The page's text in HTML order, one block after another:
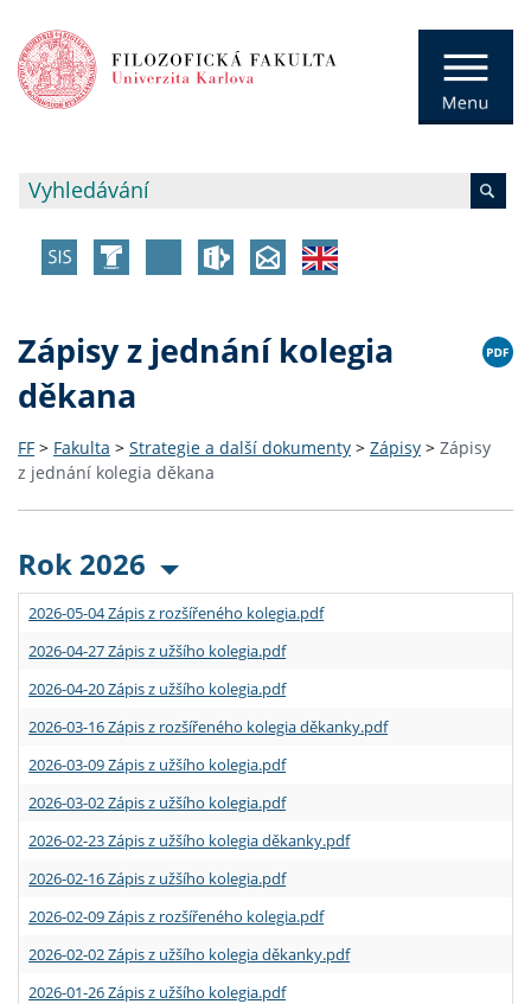
Zápisy z jednání kolegia
děkana
FF > Fakulta > Strategie a další dokumenty > Zápisy > Zápisy
z jednání kolegia děkana
Rok 2026
2026-05-04 Zápis z rozšířeného kolegia.pdf
2026-04-27 Zápis z užšího kolegia.pdf
2026-04-20 Zápis z užšího kolegia.pdf
2026-03-16 Zápis z rozšířeného kolegia děkanky.pdf
2026-03-09 Zápis z užšího kolegia.pdf
2026-03-02 Zápis z užšího kolegia.pdf
2026-02-23 Zápis z užšího kolegia děkanky.pdf
2026-02-16 Zápis z užšího kolegia.pdf
2026-02-09 Zápis z rozšířeného kolegia.pdf
2026-02-02 Zápis z užšího kolegia děkanky.pdf
2026-01-26 Zápis z užšího kolegia.pdf